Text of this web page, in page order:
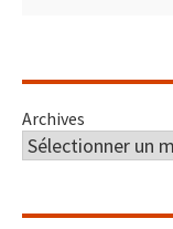
Archives